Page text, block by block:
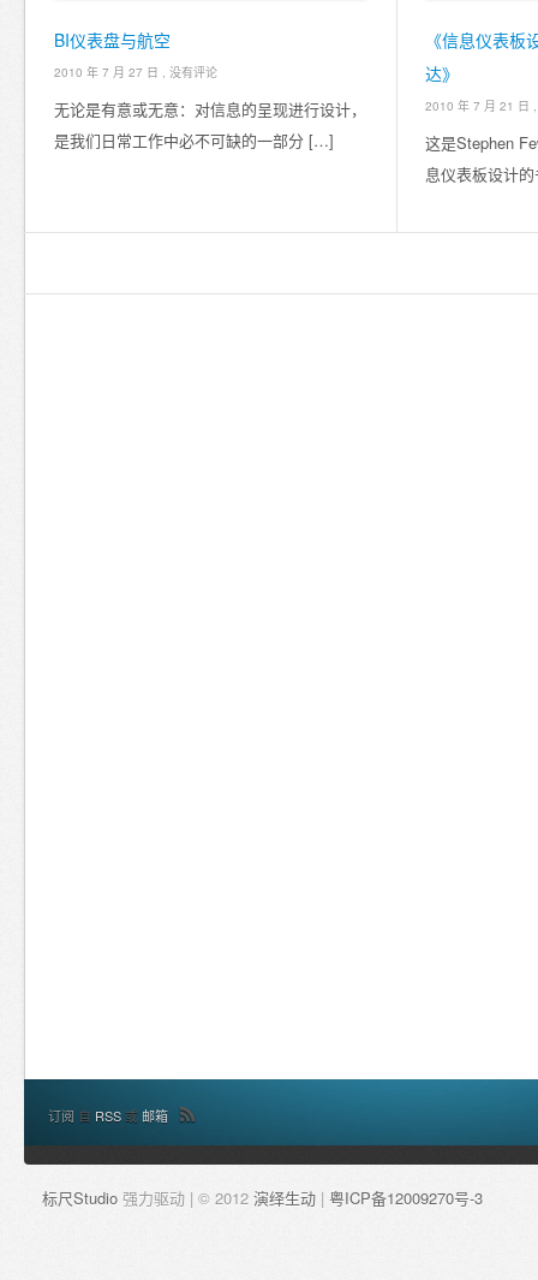
BI仪表盘与航空
2010 年 7 月 27 日 , 没有评论
无论是有意或无意：对信息的呈现进行设计，
是我们日常工作中必不可缺的一部分 […]
《信息仪表板
达》
2010 年 7 月 21 日
这是Stephen
息仪表板设计
订阅 自 RSS 或 邮箱
标尺Studio 强力驱动 | © 2012 演绎生动 | 粤ICP备12009270号-3